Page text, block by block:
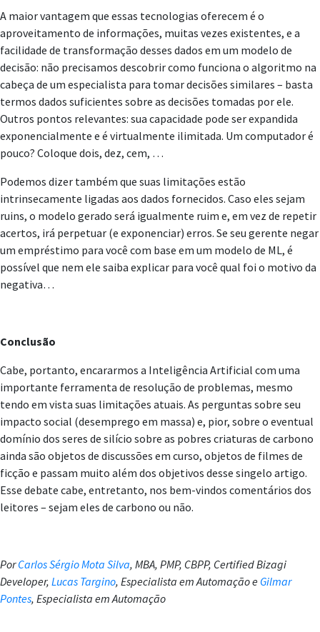
A maior vantagem que essas tecnologias oferecem é o
aproveitamento de informações, muitas vezes existentes, e a
facilidade de transformação desses dados em um modelo de
decisão: não precisamos descobrir como funciona o algoritmo na
cabeça de um especialista para tomar decisões similares – basta
termos dados suficientes sobre as decisões tomadas por ele.
Outros pontos relevantes: sua capacidade pode ser expandida
exponencialmente e é virtualmente ilimitada. Um computador é
pouco? Coloque dois, dez, cem, …
Podemos dizer também que suas limitações estão
intrinsecamente ligadas aos dados fornecidos. Caso eles sejam
ruins, o modelo gerado será igualmente ruim e, em vez de repetir
acertos, irá perpetuar (e exponenciar) erros. Se seu gerente negar
um empréstimo para você com base em um modelo de ML, é
possível que nem ele saiba explicar para você qual foi o motivo da
negativa…
Conclusão
Cabe, portanto, encararmos a Inteligência Artificial com uma
importante ferramenta de resolução de problemas, mesmo
tendo em vista suas limitações atuais. As perguntas sobre seu
impacto social (desemprego em massa) e, pior, sobre o eventual
domínio dos seres de silício sobre as pobres criaturas de carbono
ainda são objetos de discussões em curso, objetos de filmes de
ficção e passam muito além dos objetivos desse singelo artigo.
Esse debate cabe, entretanto, nos bem-vindos comentários dos
leitores – sejam eles de carbono ou não.
PorCarlos Sérgio Mota Silva, MBA, PMP, CBPP, Certified Bizagi
Developer, Lucas Targino, Especialista em Automação e Gilmar
Pontes, Especialista em Automação